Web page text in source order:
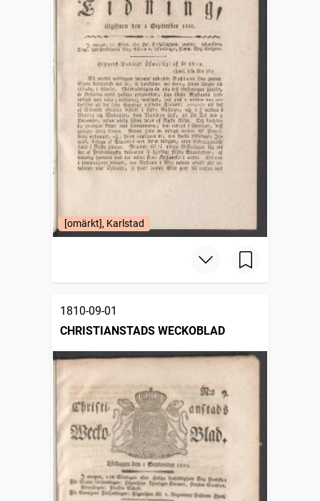
[omärkt], Karlstad
1810-09-01
CHRISTIANSTADS WECKOBLAD